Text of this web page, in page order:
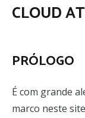
CLOUD
PRÓLOGO
É com grande
marco neste